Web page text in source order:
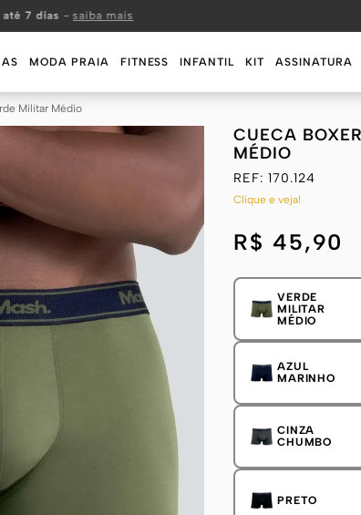
7 dias -saiba mais
MODA PRAIA FITNESS INFANTIL KIT ASSINATURA
Militar Médio
CUECA
MÉDIO
REF: 170.124
Clique e veja!
R$ 45,90
VERDE
MILITAR
MÉDIO
AZUL
MARINHO
CINZA
CHUMBO
PRETO